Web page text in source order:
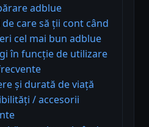
adblue
care să ții cont când
cel mai bun adblue
în funcție de utilizare
și durată de viață
/ accesorii